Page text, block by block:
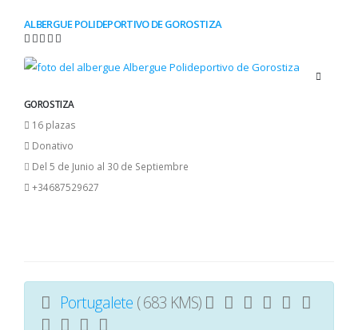
ALBERGUE POLIDEPORTIVO DE GOROSTIZA
GOROSTIZA
16 plazas
Donativo
Del 5 de Junio al 30 de Septiembre
+34687529627
Portugalete ( 683 KMS)